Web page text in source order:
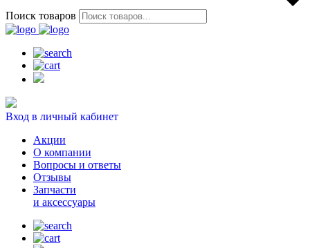
Поиск товаров
Вход в личный кабинет
Акции
О компании
Вопросы и ответы
Отзывы
Запчасти
и аксессуары